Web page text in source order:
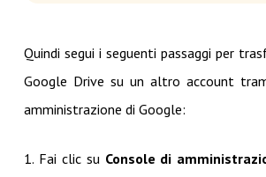
Quindi segui i seguenti passaggi per
Google Drive su un altro account
amministrazione di Google:
1. Fai clic su Console di